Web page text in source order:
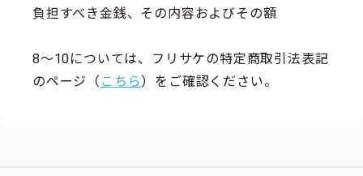
負担すべき金銭、その内容およびその額
8～10については、フリサケの特定商取引法表記
のページ（ こちら ）をご確認ください。